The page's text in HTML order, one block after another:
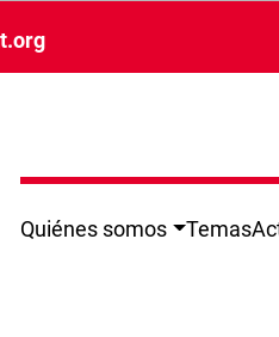
Quiénes somos Temas